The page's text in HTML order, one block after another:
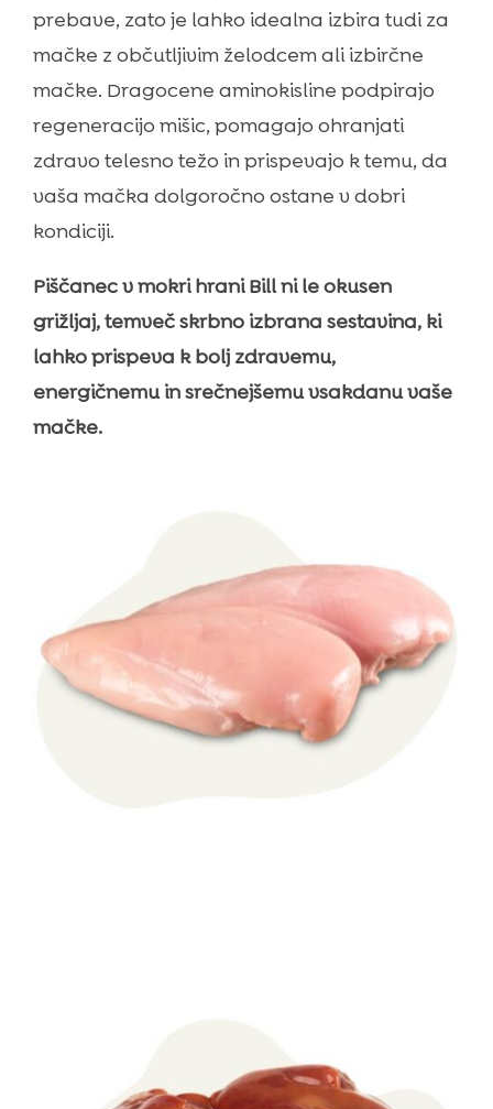
prebave, zato je lahko idealna izbira tudi za
mačke z občutljivim želodcem ali izbirčne
mačke. Dragocene aminokisline podpirajo
regeneracijo mišic, pomagajo ohranjati
zdravo telesno težo in prispevajo k temu, da
vaša mačka dolgoročno ostane v dobri
kondiciji.
Piščanec v mokri hrani Bill ni le okusen
grižljaj, temveč skrbno izbrana sestavina, ki
lahko prispeva k bolj zdravemu,
energičnemu in srečnejšemu vsakdanu vaše
mačke.